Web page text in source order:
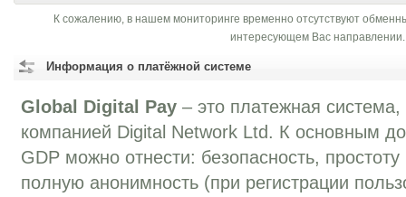
К сожалению, в нашем мониторинге временно отсутствуют
интересующем Вас направлении.
Информация о платёжной системе
Global Digital Pay – это платежная
компанией Digital Network Ltd. К основным
GDP можно отнести: безопасность,
полную анонимность (при регистрации